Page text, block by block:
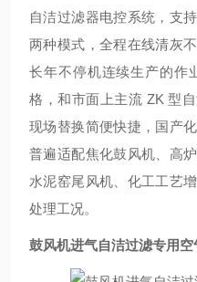
自洁过滤器电控系统，支
两种模式，全程在线清灰
长年不停机连续生产的作
格，和市面上主流 ZK 型
现场替换简便快捷，国产
普遍适配焦化鼓风机、高
水泥窑尾风机、化工工艺
处理工况。
鼓风机进气自洁过滤专用空